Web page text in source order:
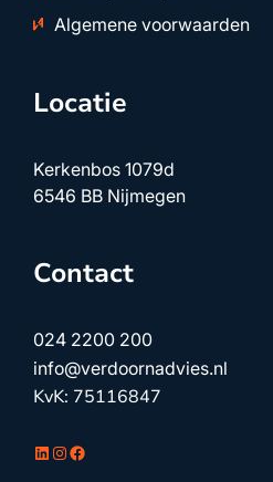
Algemene voorwaarden
Locatie
Kerkenbos 1079d
6546 BB Nijmegen
Contact
024 2200 200
info@verdoornadvies.nl
KvK: 75116847
LinkedIn
Instagram
Facebook